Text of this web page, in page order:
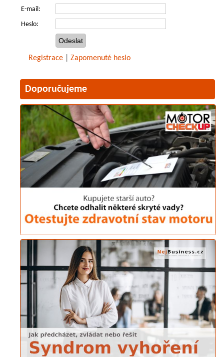
E-mail:
Heslo:
Registrace Zapomenuté heslo
Doporučujeme